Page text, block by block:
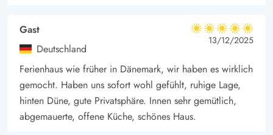
in Skjern oder Billund und das
, das
Museum Flugt in Oksbøl oder das faszinierende
umliegenden Orten wie Nørre Nebel, Varde und Oksbøl könnt
ihr hervorragend einkaufen.
Freut euch auf eine entspannte Auszeit in diesem typisch
Gast
Deutschland
5 von 5
5 von 5
5 out of 5
13/12/2025
Ferienhaus wie früher in Dänemark, wir haben es wirklich
gemocht. Haben uns sofort wohl gefühlt, ruhige Lage,
hinten Düne, gute Privatsphäre. Innen sehr gemütlich,
abgemauerte, offene Küche, schönes Haus.